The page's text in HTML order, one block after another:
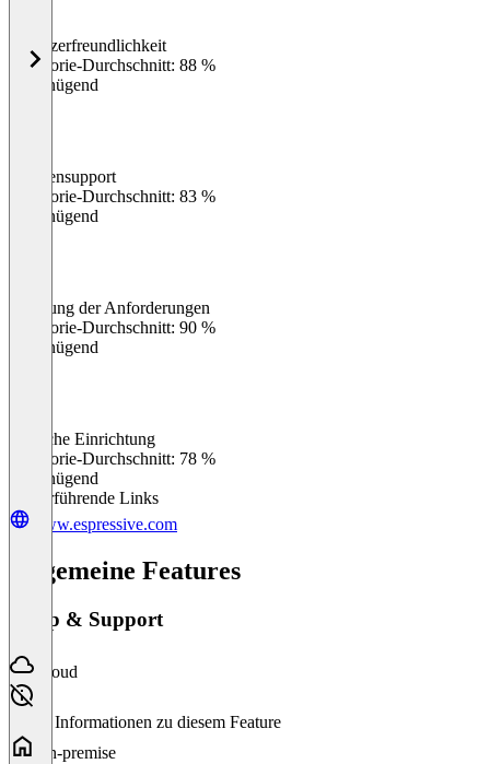
%
Benutzerfreundlichkeit
Kategorie-Durchschnitt: 88 %
Ungenügend
Kundensupport
Kategorie-Durchschnitt: 83 %
Ungenügend
Erfüllung der Anforderungen
Kategorie-Durchschnitt: 90 %
Ungenügend
Einfache Einrichtung
Kategorie-Durchschnitt: 78 %
Ungenügend
Weiterführende Links
www.espressive.com
Allgemeine Features
Setup & Support
Cloud
Keine Informationen zu diesem Feature
On-premise